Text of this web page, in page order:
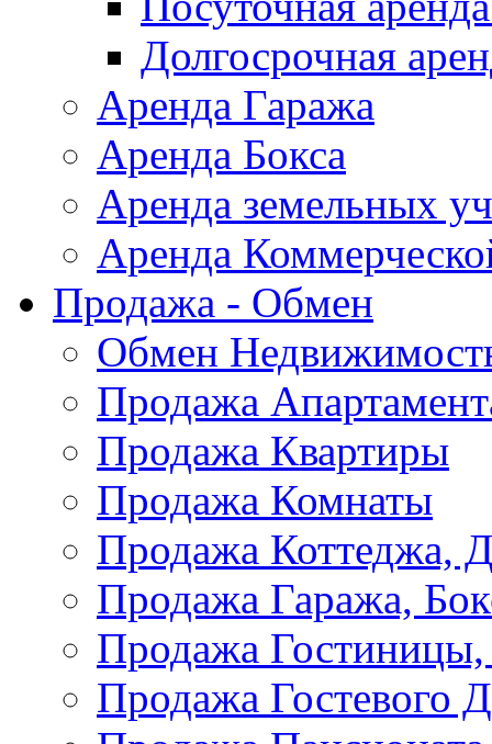
Долгосрочная
Аренда Гаража
Аренда Бокса
Аренда земельных
Аренда
Продажа - Обмен
Обмен
Продажа
Продажа Квартиры
Продажа Комнаты
Продажа Коттеджа,
Продажа Гаража,
Продажа
Продажа Гостевого